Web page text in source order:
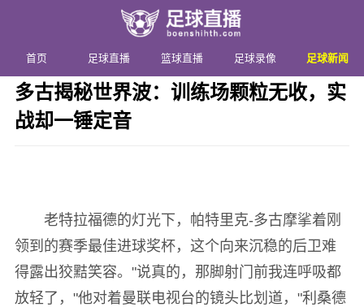
首页 足球直播 篮球直播 足球录像 足球新闻
多古揭秘世界波：训练场颗粒无收，实
战却一锤定音
老特拉福德的灯光下，帕特里克-多古摩挲着刚
领到的赛季最佳进球奖杯，这个向来沉稳的后卫难
得露出狡黠笑容。"说真的，那脚射门前我连呼吸都
放轻了，"他对着曼联电视台的镜头比划道，"利桑德